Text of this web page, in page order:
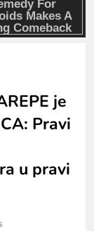
je
Pravi
u pravi